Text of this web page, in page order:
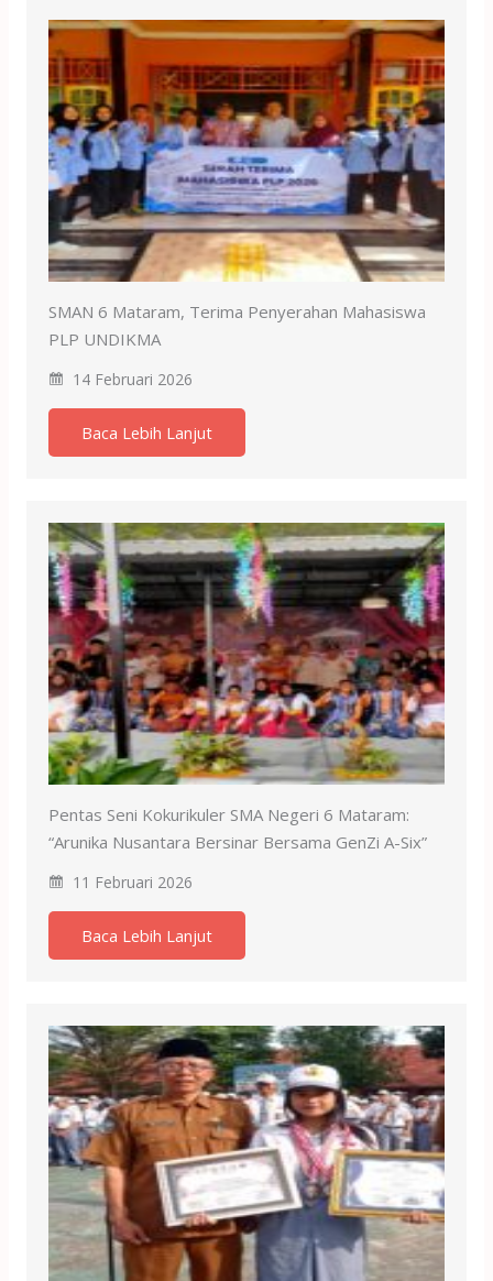
SMAN 6 Mataram, Terima Penyerahan Mahasiswa
PLP UNDIKMA
14 Februari 2026
Baca Lebih Lanjut
Pentas Seni Kokurikuler SMA Negeri 6 Mataram:
“Arunika Nusantara Bersinar Bersama GenZi A-Six”
11 Februari 2026
Baca Lebih Lanjut